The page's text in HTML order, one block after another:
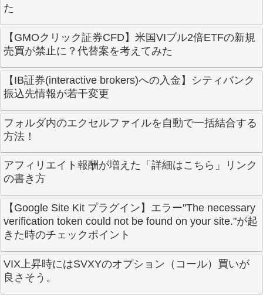
た
【GMOクリック証券CFD】米国VIブル2倍ETFの新規
売買が禁止に？代替案を考えてみた
【IB証券(interactive brokers)への入金】シティバンク
振込先情報が若干変更
フォルダ内のエクセルファイルを自動で一括結合する
方法！
アフィリエイト報酬が増えた「詳細はこちら」リンク
の書き方
【Google Site Kit プラグイン】エラー"The necessary
verification token could not be found on your site."が起
きた時のチェックポイント
VIX上昇時にはSVXYのオプション（コール）買いが
良さそう。